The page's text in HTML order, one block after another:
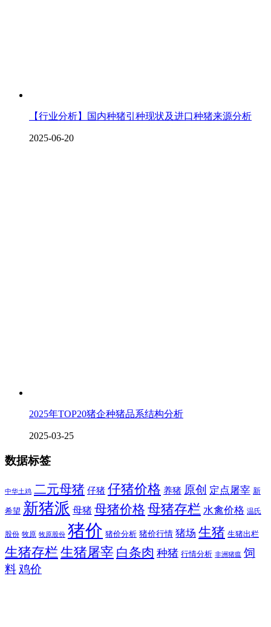
【行业分析】国内种猪引种现状及进口种猪来源分析
2025-06-20
2025年TOP20猪企种猪品系结构分析
2025-03-25
数据标签
中华土鸡 二元母猪 仔猪 仔猪价格 养猪 原创 定点屠宰 新
希望 新猪派 母猪 母猪价格 母猪存栏 水禽价格 温氏
股份 牧原 牧原股份 猪价 猪价分析 猪价行情 猪场 生猪 生猪出栏
生猪存栏 生猪屠宰 白条肉 种猪 行情分析 非洲猪瘟 饲
料 鸡价